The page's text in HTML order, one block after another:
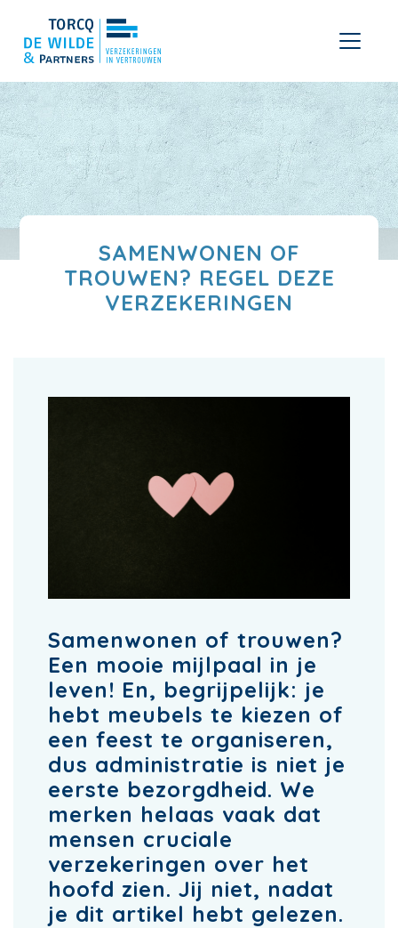
SAMENWONEN OF
TROUWEN? REGEL DEZE
VERZEKERINGEN
Samenwonen of trouwen?
Een mooie mijlpaal in je
leven! En, begrijpelijk: je
hebt meubels te kiezen of
een feest te organiseren,
dus administratie is niet je
eerste bezorgdheid. We
merken helaas vaak dat
mensen cruciale
verzekeringen over het
hoofd zien. Jij niet, nadat
je dit artikel hebt gelezen.